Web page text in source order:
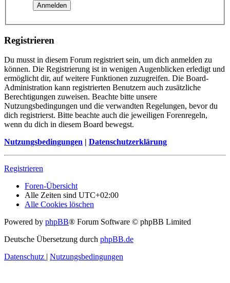
Registrieren
Du musst in diesem Forum registriert sein, um dich anmelden zu
können. Die Registrierung ist in wenigen Augenblicken erledigt und
ermöglicht dir, auf weitere Funktionen zuzugreifen. Die Board-
Administration kann registrierten Benutzern auch zusätzliche
Berechtigungen zuweisen. Beachte bitte unsere
Nutzungsbedingungen und die verwandten Regelungen, bevor du
dich registrierst. Bitte beachte auch die jeweiligen Forenregeln,
wenn du dich in diesem Board bewegst.
Nutzungsbedingungen | Datenschutzerklärung
Registrieren
Foren-Übersicht
Alle Zeiten sind UTC+02:00
Alle Cookies löschen
Powered by phpBB® Forum Software © phpBB Limited
Deutsche Übersetzung durch phpBB.de
Datenschutz | Nutzungsbedingungen